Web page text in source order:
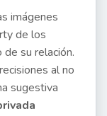
imágenes
de los
de su relación.
al no
sugestiva